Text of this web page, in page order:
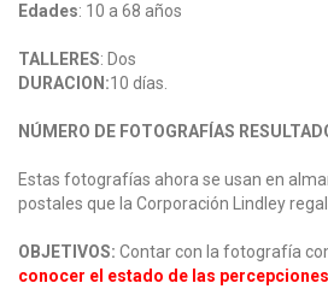
Edades: 10 a 68 años
TALLERES: Dos
DURACION:10 días.
NÚMERO DE FOTOGRAFÍAS
Estas fotografías ahora se usan en
postales que la Corporación Lindley
OBJETIVOS: Contar con la fotografía
conocer el estado de las